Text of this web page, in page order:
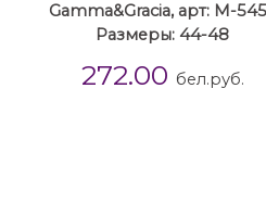
Gamma&Gracia, арт: М-
Размеры: 44-48
272.00 бел.руб.